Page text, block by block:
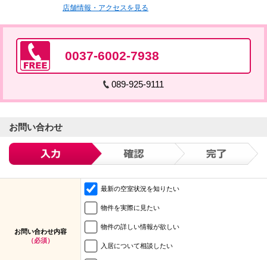
店舗情報・アクセスを見る
0037-6002-7938
089-925-9111
お問い合わせ
お問い合わせ内容
（必須）
最新の空室状況を知りたい
物件を実際に見たい
物件の詳しい情報が欲しい
入居について相談したい